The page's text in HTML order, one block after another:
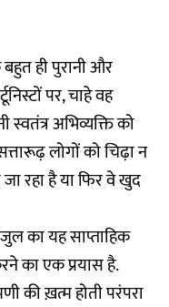
ही पुरानी और
पर, चाहे वह
स्वतंत्र अभिव्यक्ति को
लोगों को चिढ़ा न
रहा है या फिर वे खुद
का यह साप्ताहिक
का एक प्रयास है.
की ख़त्म होती परंपरा